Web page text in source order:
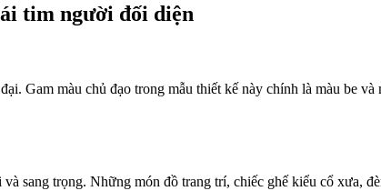
tim người đối diện
Gam màu chủ đạo trong mẫu thiết kế này chính là màu be và
sang trọng. Những món đồ trang trí, chiếc ghế kiểu cổ xưa,